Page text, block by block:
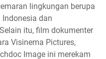
lingkungan berupa
dan
itu, film dokumenter
Visinema Pictures,
Image ini merekam